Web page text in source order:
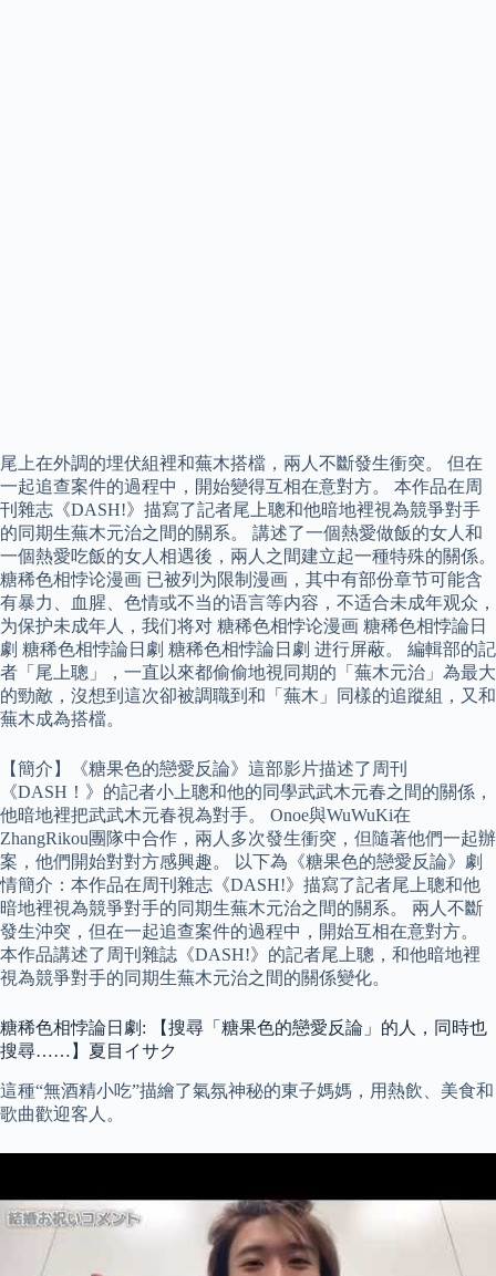
尾上在外調的埋伏組裡和蕪木搭檔，兩人不斷發生衝突。 但在
一起追查案件的過程中，開始變得互相在意對方。 本作品在周
刊雜志《DASH!》描寫了記者尾上聰和他暗地裡視為競爭對手
的同期生蕪木元治之間的關系。 講述了一個熱愛做飯的女人和
一個熱愛吃飯的女人相遇後，兩人之間建立起一種特殊的關係。
糖稀色相悖论漫画 已被列为限制漫画，其中有部份章节可能含
有暴力、血腥、色情或不当的语言等内容，不适合未成年观众，
为保护未成年人，我们将对 糖稀色相悖论漫画 糖稀色相悖論日
劇 糖稀色相悖論日劇 糖稀色相悖論日劇 进行屏蔽。 編輯部的記
者「尾上聰」，一直以來都偷偷地視同期的「蕪木元治」為最大
的勁敵，沒想到這次卻被調職到和「蕪木」同樣的追蹤組，又和
蕪木成為搭檔。
【簡介】《糖果色的戀愛反論》這部影片描述了周刊
《DASH！》的記者小上聰和他的同學武武木元春之間的關係，
他暗地裡把武武木元春視為對手。 Onoe與WuWuKi在
ZhangRikou團隊中合作，兩人多次發生衝突，但隨著他們一起辦
案，他們開始對對方感興趣。 以下為《糖果色的戀愛反論》劇
情簡介：本作品在周刊雜志《DASH!》描寫了記者尾上聰和他
暗地裡視為競爭對手的同期生蕪木元治之間的關系。 兩人不斷
發生沖突，但在一起追查案件的過程中，開始互相在意對方。
本作品講述了周刊雜誌《DASH!》的記者尾上聰，和他暗地裡
視為競爭對手的同期生蕪木元治之間的關係變化。
糖稀色相悖論日劇: 【搜尋「糖果色的戀愛反論」的人，同時也
搜尋……】夏目イサク
這種“無酒精小吃”描繪了氣氛神秘的東子媽媽，用熱飲、美食和
歌曲歡迎客人。